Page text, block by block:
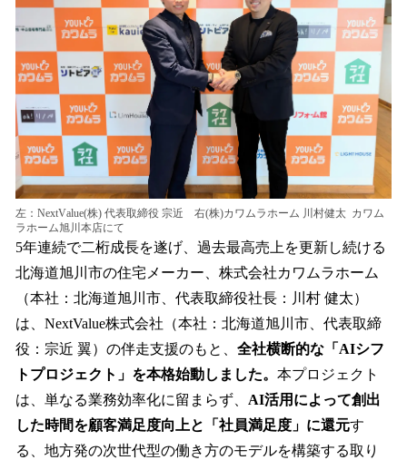
込
み
中
で
す
左：NextValue(株) 代表取締役 宗近 右(株)カワムラホーム 川村健太 カワム
ラホーム旭川本店にて
5年連続で二桁成長を遂げ、過去最高売上を更新し続ける
北海道旭川市の住宅メーカー、株式会社カワムラホーム
（本社：北海道旭川市、代表取締役社長：川村 健太）
は、NextValue株式会社（本社：北海道旭川市、代表取締
役：宗近 翼）の伴走支援のもと、 全社横断的な「AIシフ
トプロジェクト」を本格始動しました。 本プロジェクト
は、単なる業務効率化に留まらず、 AI活用によって創出
した時間を顧客満足度向上と「社員満足度」に還元す
る、地方発の次世代型の働き方のモデルを構築する取り